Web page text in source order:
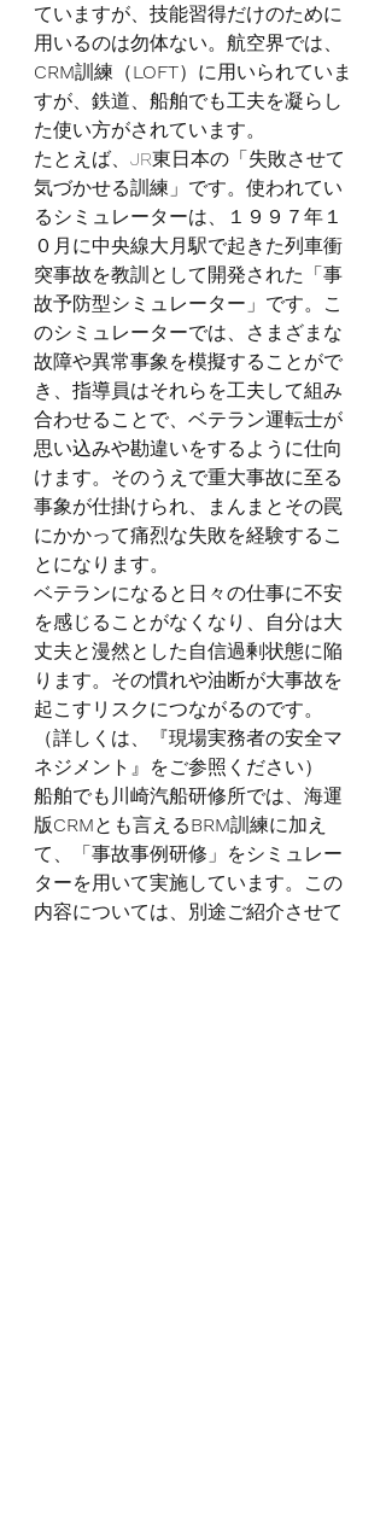
ていますが、技能習得だけのために
用いるのは勿体ない。航空界では、
CRM訓練（LOFT）に用いられていま
すが、鉄道、船舶でも工夫を凝らし
た使い方がされています。
たとえば、JR東日本の「失敗させて
気づかせる訓練」です。使われてい
るシミュレーターは、１９９７年１
０月に中央線大月駅で起きた列車衝
突事故を教訓として開発された「事
故予防型シミュレーター」です。こ
のシミュレーターでは、さまざまな
故障や異常事象を模擬することがで
き、指導員はそれらを工夫して組み
合わせることで、ベテラン運転士が
思い込みや勘違いをするように仕向
けます。そのうえで重大事故に至る
事象が仕掛けられ、まんまとその罠
にかかって痛烈な失敗を経験するこ
とになります。
ベテランになると日々の仕事に不安
を感じることがなくなり、自分は大
丈夫と漫然とした自信過剰状態に陥
ります。その慣れや油断が大事故を
起こすリスクにつながるのです。
（詳しくは、『現場実務者の安全マ
ネジメント』をご参照ください）
船舶でも川崎汽船研修所では、海運
版CRMとも言えるBRM訓練に加え
て、「事故事例研修」をシミュレー
ターを用いて実施しています。この
内容については、別途ご紹介させて